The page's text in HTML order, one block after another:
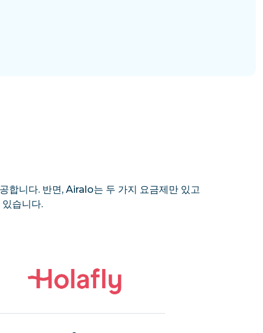
합니다. 반면, Airalo는 두 가지 요금제만 있고
습니다.